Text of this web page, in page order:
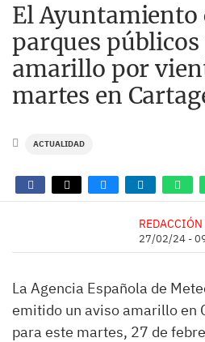
El Ayuntamiento
parques
amarillo por
martes en
ACTUALIDAD
REDACCIÓN
27/02/24 -
La Agencia Española de
emitido un aviso amarillo en
para este martes, 27 de